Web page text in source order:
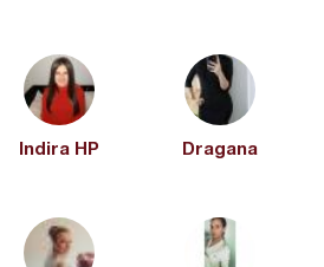
Indira HP Dragana